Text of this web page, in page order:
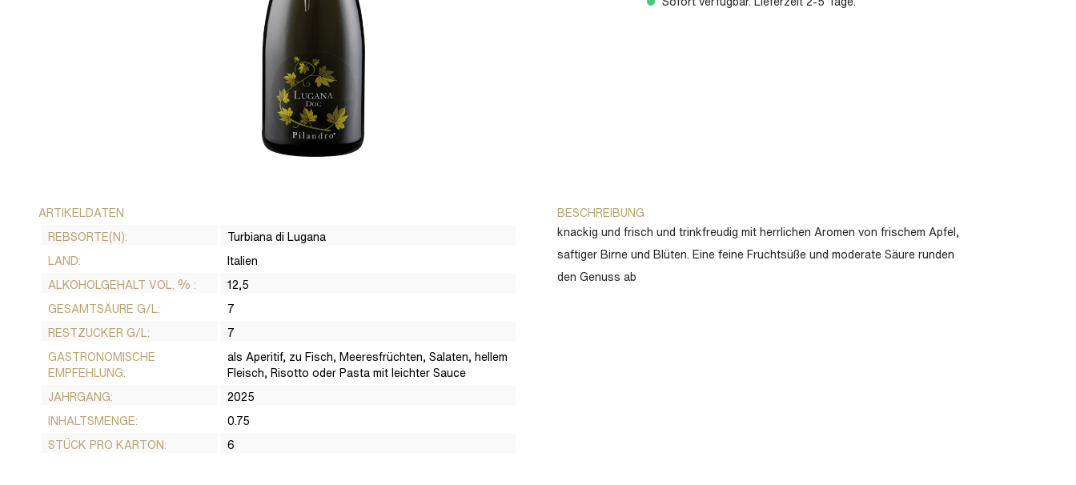
ARTIKELDATEN
REBSORTE(N): Turbiana di Lugana
LAND: Italien
ALKOHOLGEHALT VOL. % : 12,5
GESAMTSÄURE G/L: 7
RESTZUCKER G/L: 7
GASTRONOMISCHE
EMPFEHLUNG:
als Aperitif, zu Fisch, Meeresfrüchten, Salaten, hellem
Fleisch, Risotto oder Pasta mit leichter Sauce
JAHRGANG: 2025
INHALTSMENGE: 0.75
STÜCK PRO KARTON: 6
BESCHREIBUNG
knackig und frisch und trinkfreudig mit herrlichen Aromen von frischem Apfel,
saftiger Birne und Blüten. Eine feine Fruchtsüße und moderate Säure runden
den Genuss ab